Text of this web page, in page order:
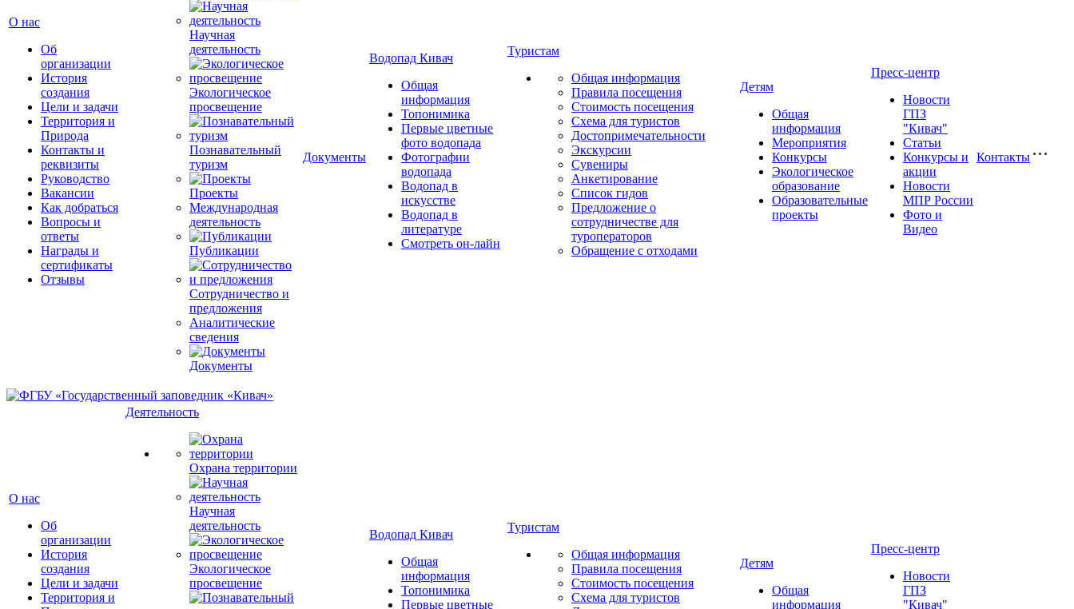
О нас
Об
организации
История
создания
Цели и задачи
Территория и
Природа
Контакты и
реквизиты
Руководство
Вакансии
Как добраться
Вопросы и
ответы
Награды и
сертификаты
Отзывы
Научная
деятельность
Экологическое
просвещение
Познавательный
туризм
Проекты
Международная
деятельность
Публикации
Сотрудничество и
предложения
Аналитические
сведения
Документы
Документы
Водопад Кивач
Общая
информация
Топонимика
Первые цветные
фото водопада
Фотографии
водопада
Водопад в
искусстве
Водопад в
литературе
Смотреть он-лайн
Туристам
Общая информация
Правила посещения
Стоимость посещения
Схема для туристов
Достопримечательности
Экскурсии
Сувениры
Анкетирование
Список гидов
Предложение о
сотрудничестве для
туроператоров
Обращение с отходами
Детям
Общая
информация
Мероприятия
Конкурсы
Экологическое
образование
Образовательные
проекты
Пресс-центр
Новости
ГПЗ
"Кивач"
Статьи
Конкурсы и
акции
Новости
МПР России
Фото и
Видео
Контакты
О нас
Об
организации
История
создания
Цели и задачи
Территория и
Деятельность
Охрана территории
Научная
деятельность
Экологическое
просвещение
Водопад Кивач
Общая
информация
Топонимика
Первые цветные
Туристам
Общая информация
Правила посещения
Стоимость посещения
Схема для туристов
Детям
Общая
информация
Пресс-центр
Новости
ГПЗ
"Кивач"